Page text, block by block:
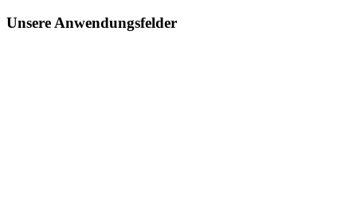
Unsere Anwendungsfelder